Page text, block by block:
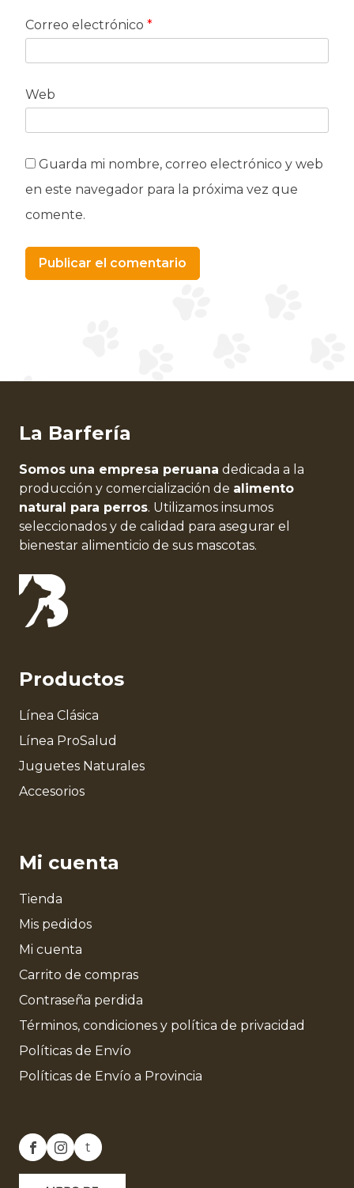
Correo electrónico *
Web
Guarda mi nombre, correo electrónico y web
en este navegador para la próxima vez que
comente.
La Barfería
Somos una empresa peruana dedicada a la
producción y comercialización de alimento
natural para perros. Utilizamos insumos
seleccionados y de calidad para asegurar el
bienestar alimenticio de sus mascotas.
Productos
Línea Clásica
Línea ProSalud
Juguetes Naturales
Accesorios
Mi cuenta
Tienda
Mis pedidos
Mi cuenta
Carrito de compras
Contraseña perdida
Términos, condiciones y política de privacidad
Políticas de Envío
Políticas de Envío a Provincia
t